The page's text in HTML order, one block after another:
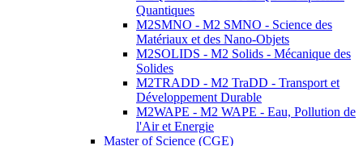
Quantiques
M2SMNO - M2 SMNO - Science des
Matériaux et des Nano-Objets
M2SOLIDS - M2 Solids - Mécanique des
Solides
M2TRADD - M2 TraDD - Transport et
Développement Durable
M2WAPE - M2 WAPE - Eau, Pollution de
l'Air et Energie
Master of Science (CGE)